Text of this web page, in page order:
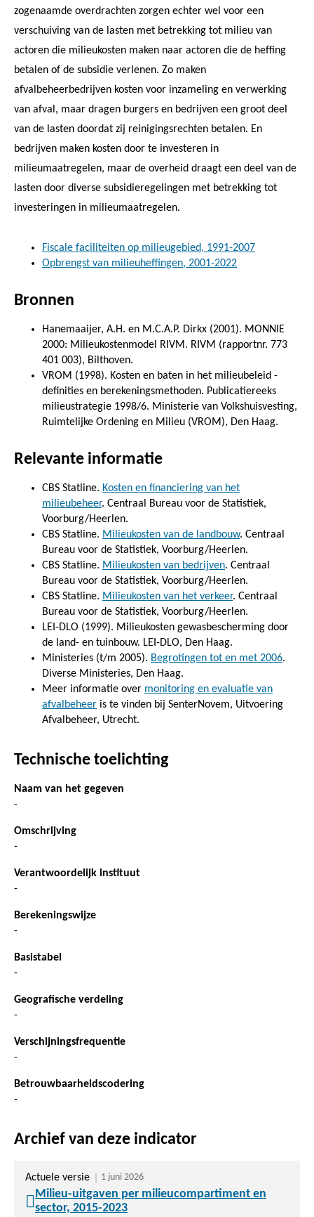
zogenaamde overdrachten zorgen echter wel voor een
verschuiving van de lasten met betrekking tot milieu van
actoren die milieukosten maken naar actoren die de heffing
betalen of de subsidie verlenen. Zo maken
afvalbeheerbedrijven kosten voor inzameling en verwerking
van afval, maar dragen burgers en bedrijven een groot deel
van de lasten doordat zij reinigingsrechten betalen. En
bedrijven maken kosten door te investeren in
milieumaatregelen, maar de overheid draagt een deel van de
lasten door diverse subsidieregelingen met betrekking tot
investeringen in milieumaatregelen.
Fiscale faciliteiten op milieugebied, 1991-2007
Opbrengst van milieuheffingen, 2001-2022
Bronnen
Hanemaaijer, A.H. en M.C.A.P. Dirkx (2001). MONNIE
2000: Milieukostenmodel RIVM. RIVM (rapportnr. 773
401 003), Bilthoven.
VROM (1998). Kosten en baten in het milieubeleid -
definities en berekeningsmethoden. Publicatiereeks
milieustrategie 1998/6. Ministerie van Volkshuisvesting,
Ruimtelijke Ordening en Milieu (VROM), Den Haag.
Relevante informatie
CBS Statline. Kosten en financiering van het
milieubeheer. Centraal Bureau voor de Statistiek,
Voorburg/Heerlen.
CBS Statline. Milieukosten van de landbouw. Centraal
Bureau voor de Statistiek, Voorburg/Heerlen.
CBS Statline. Milieukosten van bedrijven. Centraal
Bureau voor de Statistiek, Voorburg/Heerlen.
CBS Statline. Milieukosten van het verkeer. Centraal
Bureau voor de Statistiek, Voorburg/Heerlen.
LEI-DLO (1999). Milieukosten gewasbescherming door
de land- en tuinbouw. LEI-DLO, Den Haag.
Ministeries (t/m 2005). Begrotingen tot en met 2006.
Diverse Ministeries, Den Haag.
Meer informatie over monitoring en evaluatie van
afvalbeheer is te vinden bij SenterNovem, Uitvoering
Afvalbeheer, Utrecht.
Technische toelichting
Naam van het gegeven
-
Omschrijving
-
Verantwoordelijk instituut
-
Berekeningswijze
-
Basistabel
-
Geografische verdeling
-
Verschijningsfrequentie
-
Betrouwbaarheidscodering
-
Archief van deze indicator
Actuele versie 1 juni 2026
Milieu-uitgaven per milieucompartiment en
sector, 2015-2023